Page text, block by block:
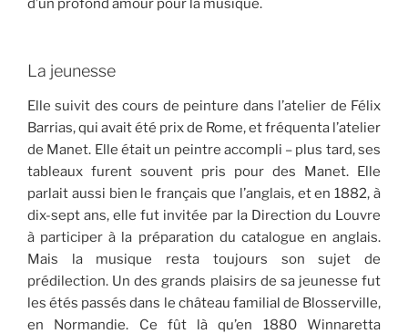
d’un profond amour pour la musique.
La jeunesse
Elle suivit des cours de peinture dans l’atelier de Félix
Barrias, qui avait été prix de Rome, et fréquenta l’atelier
de Manet. Elle était un peintre accompli – plus tard, ses
tableaux furent souvent pris pour des Manet. Elle
parlait aussi bien le français que l’anglais, et en 1882, à
dix-sept ans, elle fut invitée par la Direction du Louvre
à participer à la préparation du catalogue en anglais.
Mais la musique resta toujours son sujet de
prédilection. Un des grands plaisirs de sa jeunesse fut
les étés passés dans le château familial de Blosserville,
en Normandie. Ce fût là qu’en 1880 Winnaretta